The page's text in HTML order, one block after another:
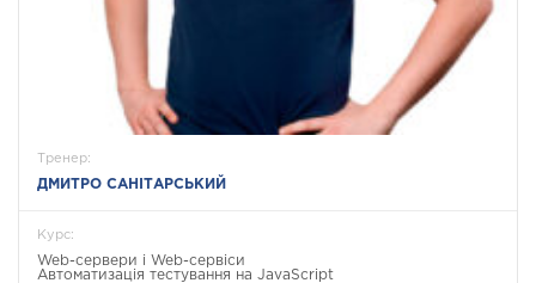
Тренер:
ДМИТРО САНІТАРСЬКИЙ
Курс:
Web-сервери і Web-сервіси
Автоматизація тестування на JavaScript